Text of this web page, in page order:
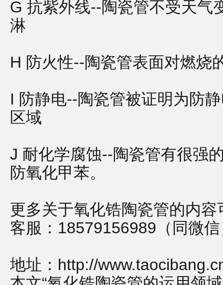
G 抗紫外线--陶瓷管不受天气
淋
H 防火性--陶瓷管表面对燃烧
I 防静电--陶瓷管被证明为防
区域
J 耐化学腐蚀--陶瓷管有很强
防氧化甲苯。
更多关于氧化锆陶瓷管的内
客服：18579156989（同微
地址： http://